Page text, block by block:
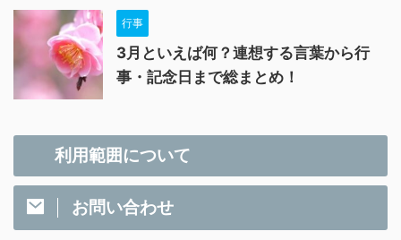
行事
3月といえば何？連想する言葉から行
事・記念日まで総まとめ！
利用範囲について
お問い合わせ